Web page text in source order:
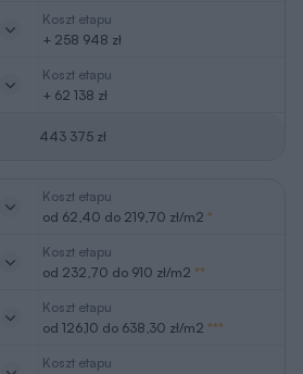
Koszt etapu
+ 258 948 zł
Koszt etapu
+ 62 138 zł
443 375 zł
Koszt etapu
od 62,40 do 219,70 zł/m2 *
Koszt etapu
od 232,70 do 910 zł/m2 **
Koszt etapu
od 126,10 do 638,30 zł/m2 ***
Koszt etapu